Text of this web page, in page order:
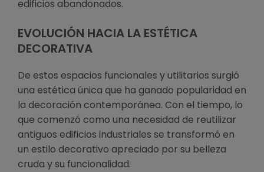
edificios abandonados.
EVOLUCIÓN HACIA LA ESTÉTICA
DECORATIVA
De estos espacios funcionales y utilitarios surgió
una estética única que ha ganado popularidad en
la decoración contemporánea. Con el tiempo, lo
que comenzó como una necesidad de reutilizar
antiguos edificios industriales se transformó en
un estilo decorativo apreciado por su belleza
cruda y su funcionalidad.